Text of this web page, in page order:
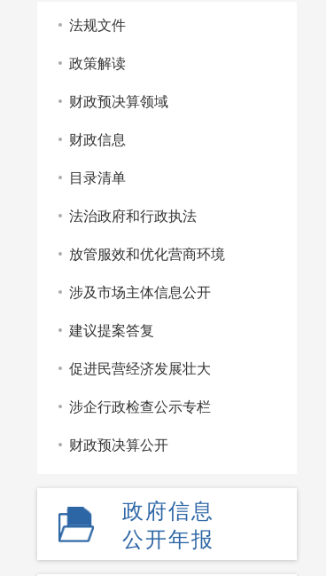
法规文件
政策解读
财政预决算领域
财政信息
目录清单
法治政府和行政执法
放管服效和优化营商环境
涉及市场主体信息公开
建议提案答复
促进民营经济发展壮大
涉企行政检查公示专栏
财政预决算公开
政府信息
公开年报